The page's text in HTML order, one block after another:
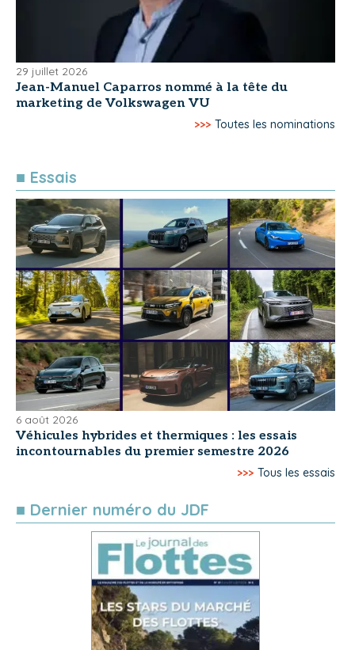
29 juillet 2026
Jean-Manuel Caparros nommé à la tête du
marketing de Volkswagen VU
>>> Toutes les nominations
■ Essais
6 août 2026
Véhicules hybrides et thermiques : les essais
incontournables du premier semestre 2026
>>> Tous les essais
■ Dernier numéro du JDF